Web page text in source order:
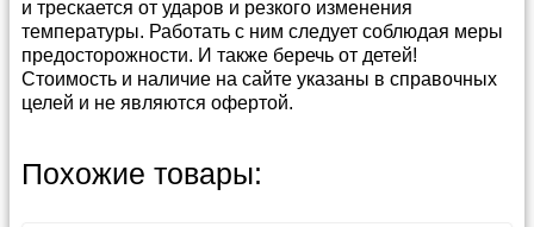
и трескается от ударов и резкого изменения
температуры. Работать с ним следует соблюдая меры
предосторожности. И также беречь от детей!
Стоимость и наличие на сайте указаны в справочных
целей и не являются офертой.
Прайс-лист можно скачать в
Эксель (4 400 кб)
Похожие товары: